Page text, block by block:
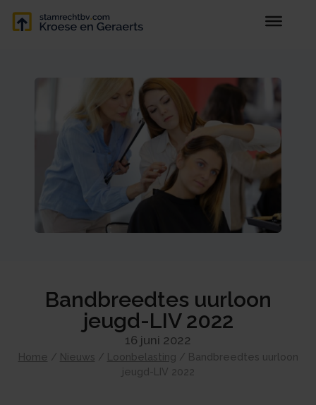
Bandbreedtes uurloon
jeugd-LIV 2022
16 juni 2022
Home / Nieuws / Loonbelasting / Bandbreedtes uurloon
jeugd-LIV 2022